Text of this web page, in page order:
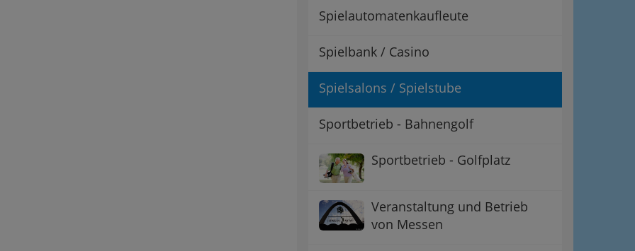
Spielautomatenkaufleute
Spielbank / Casino
Spielsalons / Spielstube
Sportbetrieb - Bahnengolf
Sportbetrieb - Golfplatz
Veranstaltung und Betrieb
von Messen